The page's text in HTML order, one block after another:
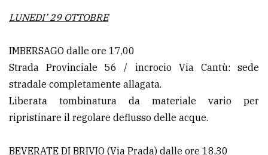
LUNEDI’ 29 OTTOBRE
IMBERSAGO dalle ore 17,00
Strada Provinciale 56 / incrocio Via Cantù: sede
stradale completamente allagata.
Liberata tombinatura da materiale vario per
ripristinare il regolare deflusso delle acque.
BEVERATE DI BRIVIO (Via Prada) dalle ore 18,30